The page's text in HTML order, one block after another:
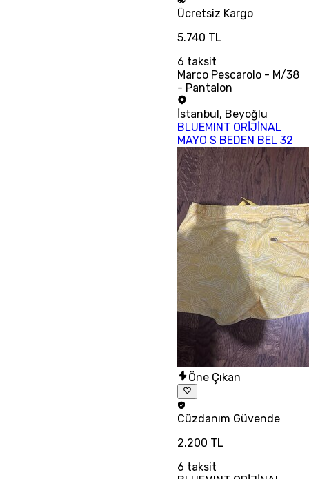
Ücretsiz Kargo
5.740 TL
6 taksit
Marco Pescarolo - M/38
- Pantalon
İstanbul, Beyoğlu
BLUEMINT ORİJİNAL
MAYO S BEDEN BEL 32
Öne Çıkan
Cüzdanım Güvende
2.200 TL
6 taksit